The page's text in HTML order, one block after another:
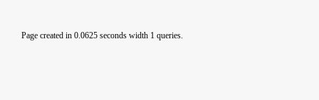
Page created in 0.0625 seconds width 1 queries.